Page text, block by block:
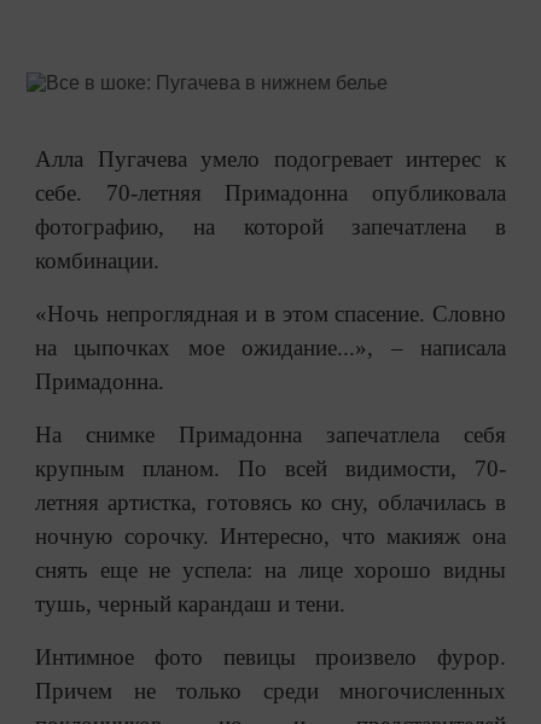
Алла Пугачева умело подогревает интерес к
себе. 70-летняя Примадонна опубликовала
фотографию, на которой запечатлена в
комбинации.
«Ночь непроглядная и в этом спасение. Словно
на цыпочках мое ожидание...», – написала
Примадонна.
На снимке Примадонна запечатлела себя
крупным планом. По всей видимости, 70-
летняя артистка, готовясь ко сну, облачилась в
ночную сорочку. Интересно, что макияж она
снять еще не успела: на лице хорошо видны
тушь, черный карандаш и тени.
Интимное фото певицы произвело фурор.
Причем не только среди многочисленных